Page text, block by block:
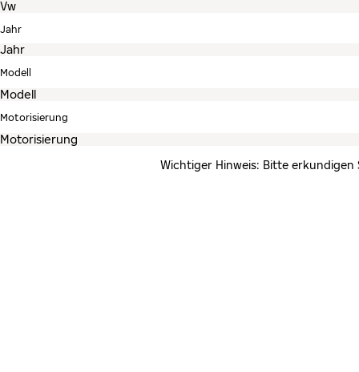
Jahr
Modell
Motorisierung
Wichtiger Hinweis: Bitte